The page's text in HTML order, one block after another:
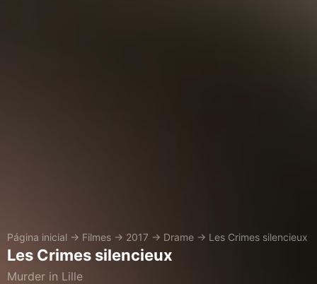
Página inicial → Filmes → 2017 → Drame → Les Crimes silencieux
Les Crimes silencieux
Murder in Lille